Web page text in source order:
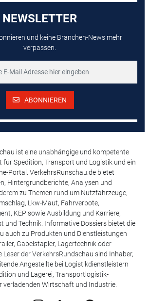
NEWSLETTER
und keine Branchen-News mehr
verpassen.
ABONNIEREN
ist eine unabhängige und kompetente
Spedition, Transport und Logistik und ein
Portal. VerkehrsRunschau.de bietet
Hintergrundberichte, Analysen und
zu Themen rund um Nutzfahrzeuge,
Lkw-Maut, Fahrverbote,
KEP sowie Ausbildung und Karriere,
und Technik. Informative Dossiers bietet die
auch zu Produkten und Dienstleistungen
Gabelstapler, Lagertechnik oder
Leser der VerkehrsRundschau sind Inhaber,
Angestellte bei Logistikdienstleistern
und Lagerei, Transportlogistik-
verladenden Wirtschaft und Industrie.